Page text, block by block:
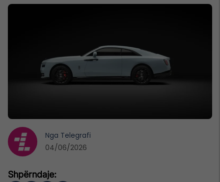
Nga Telegrafi
04/06/2026